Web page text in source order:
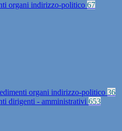
organi indirizzo-politico 67
organi indirizzo-politico 36
dirigenti - amministrativi 653